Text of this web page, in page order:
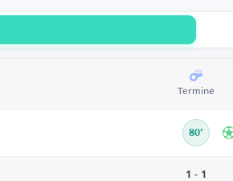
Terminé
80’
1 - 1